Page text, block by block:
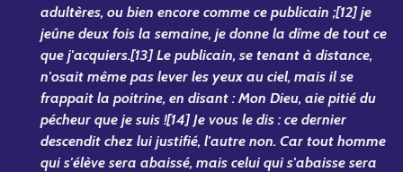
adultères, ou bien encore comme ce publicain ;[12] je
jeûne deux fois la semaine, je donne la dîme de tout ce
que j'acquiers.[13] Le publicain, se tenant à distance,
n'osait même pas lever les yeux au ciel, mais il se
frappait la poitrine, en disant : Mon Dieu, aie pitié du
pécheur que je suis ![14] Je vous le dis : ce dernier
descendit chez lui justifié, l'autre non. Car tout homme
qui s'élève sera abaissé, mais celui qui s'abaisse sera